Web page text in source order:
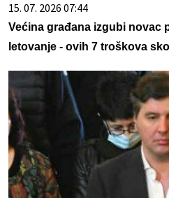
15. 07. 2026 07:44
Većina građana izgubi novac
letovanje - ovih 7 troškova